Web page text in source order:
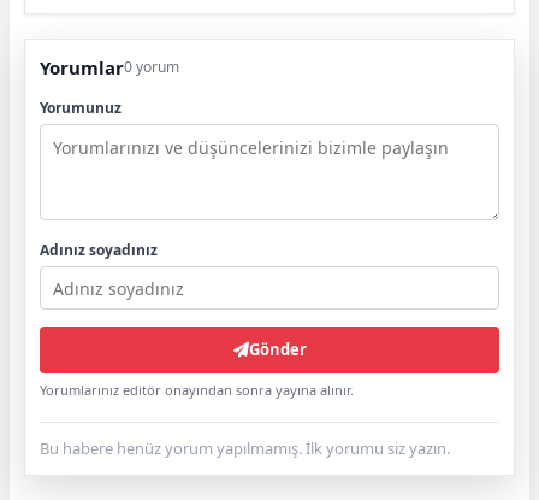
Yorumlar0 yorum
Yorumunuz
Adınız soyadınız
Gönder
Yorumlarınız editör onayından sonra yayına alınır.
Bu habere henüz yorum yapılmamış. İlk yorumu siz yazın.